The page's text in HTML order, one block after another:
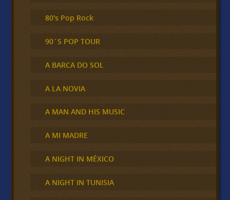
80's Pop Rock
90´S POP TOUR
A BARCA DO SOL
A LA NOVIA
A MAN AND HIS MUSIC
A MI MADRE
A NIGHT IN MÉXICO
A NIGHT IN TUNISIA